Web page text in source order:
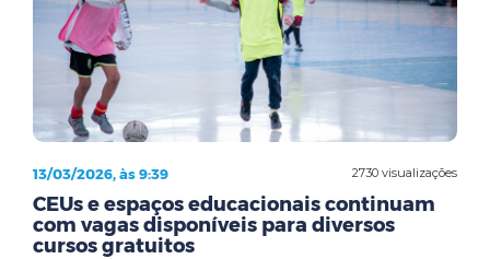
2730 visualizações
13/03/2026, às 9:39
CEUs e espaços educacionais continuam
com vagas disponíveis para diversos
cursos gratuitos